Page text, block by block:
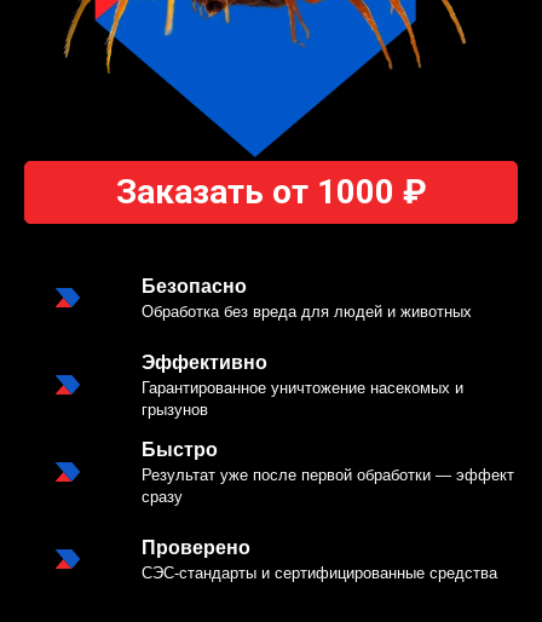
Заказать от 1000 ₽
Безопасно
Обработка без вреда для людей и животных
Эффективно
Гарантированное уничтожение насекомых и
грызунов
Быстро
Результат уже после первой обработки — эффект
сразу
Проверено
СЭС-стандарты и сертифицированные средства